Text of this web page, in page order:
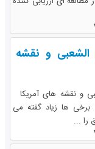
و نقشه
و نقشه های آمریکا
ها زیاد گفته می
را ...